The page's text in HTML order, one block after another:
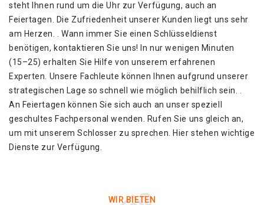
steht Ihnen rund um die Uhr zur Verfügung, auch an
Feiertagen. Die Zufriedenheit unserer Kunden liegt uns sehr
am Herzen. . Wann immer Sie einen Schlüsseldienst
benötigen, kontaktieren Sie uns! In nur wenigen Minuten
(15–25) erhalten Sie Hilfe von unserem erfahrenen
Experten. Unsere Fachleute können Ihnen aufgrund unserer
strategischen Lage so schnell wie möglich behilflich sein. .
An Feiertagen können Sie sich auch an unser speziell
geschultes Fachpersonal wenden. Rufen Sie uns gleich an,
um mit unserem Schlosser zu sprechen. Hier stehen wichtige
Dienste zur Verfügung.
WIR BIETEN